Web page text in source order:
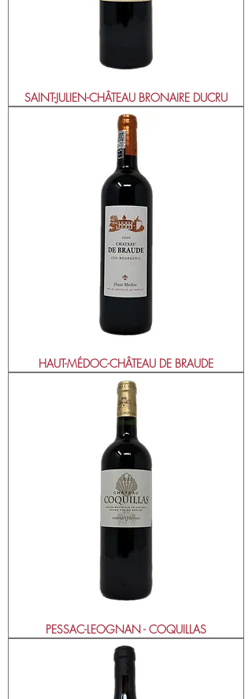
SAINT-JULIEN-CHÂTEAU BRONAIRE DUCRU
HAUT-MÉDOC-CHÂTEAU DE BRAUDE
PESSAC-LEOGNAN - COQUILLAS